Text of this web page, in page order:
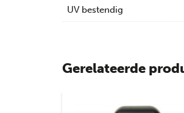
UV bestendig
Gerelateerde